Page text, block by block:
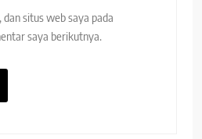
dan situs web saya pada
saya berikutnya.